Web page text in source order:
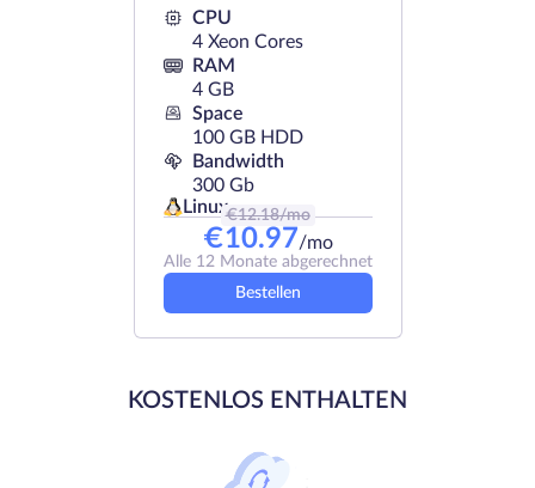
CPU
4 Xeon Cores
RAM
4 GB
Space
100 GB HDD
Bandwidth
300 Gb
Linux€12.18/mo
€10.97/mo
Alle 12 Monate abgerechnet
Bestellen
KOSTENLOS ENTHALTEN